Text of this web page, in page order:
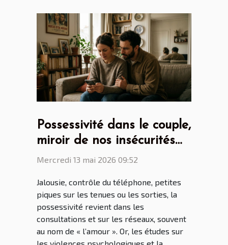
Possessivité dans le couple,
miroir de nos insécurités
ou héritage culturel ?
Mercredi 13 mai 2026 09:52
Jalousie, contrôle du téléphone, petites
piques sur les tenues ou les sorties, la
possessivité revient dans les
consultations et sur les réseaux, souvent
au nom de « l’amour ». Or, les études sur